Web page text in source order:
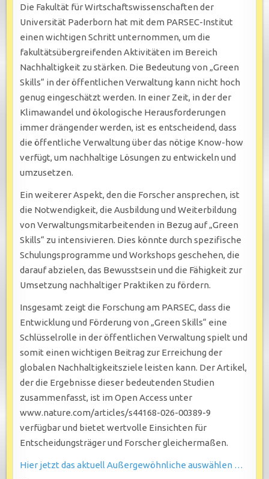
Die Fakultät für Wirtschaftswissenschaften der
Universität Paderborn hat mit dem PARSEC-Institut
einen wichtigen Schritt unternommen, um die
fakultätsübergreifenden Aktivitäten im Bereich
Nachhaltigkeit zu stärken. Die Bedeutung von „Green
Skills“ in der öffentlichen Verwaltung kann nicht hoch
genug eingeschätzt werden. In einer Zeit, in der der
Klimawandel und ökologische Herausforderungen
immer drängender werden, ist es entscheidend, dass
die öffentliche Verwaltung über das nötige Know-how
verfügt, um nachhaltige Lösungen zu entwickeln und
umzusetzen.
Ein weiterer Aspekt, den die Forscher ansprechen, ist
die Notwendigkeit, die Ausbildung und Weiterbildung
von Verwaltungsmitarbeitenden in Bezug auf „Green
Skills“ zu intensivieren. Dies könnte durch spezifische
Schulungsprogramme und Workshops geschehen, die
darauf abzielen, das Bewusstsein und die Fähigkeit zur
Umsetzung nachhaltiger Praktiken zu fördern.
Insgesamt zeigt die Forschung am PARSEC, dass die
Entwicklung und Förderung von „Green Skills“ eine
Schlüsselrolle in der öffentlichen Verwaltung spielt und
somit einen wichtigen Beitrag zur Erreichung der
globalen Nachhaltigkeitsziele leisten kann. Der Artikel,
der die Ergebnisse dieser bedeutenden Studien
zusammenfasst, ist im Open Access unter
www.nature.com/articles/s44168-026-00389-9
verfügbar und bietet wertvolle Einsichten für
Entscheidungsträger und Forscher gleichermaßen.
Hier jetzt das aktuell Außergewöhnliche auswählen …